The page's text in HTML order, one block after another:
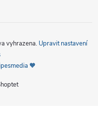
vyhrazena. Upravit nastavení
🧡